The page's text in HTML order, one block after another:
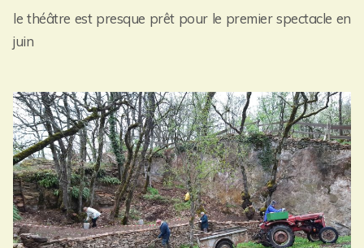
le théâtre est presque prêt pour le premier spectacle en
juin